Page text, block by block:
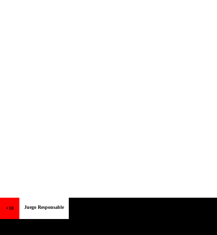
+18 Juego Responsable